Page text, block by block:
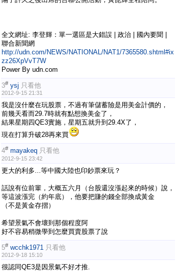
全文網址: 李登輝：單一選區是大錯誤 | 政治 | 國內要聞 |
聯合新聞網
http://udn.com/NEWS/NATIONAL/NAT1/7365580.shtml#ix
zz26XpVvT7W
Power By udn.com
3# ysj 只看他
2012-9-15 21:31
我是沒什麼在玩股票，不過有筆儲蓄險是用美金計價的，
前幾天看而29.7時就有點想換美金了，
結果星期四QE3實施，星期五就升到29.4X了，
現在打算升破28再來買
4# mayakeq 只看他
2012-9-15 23:42
更大的利多...等中國大陸也印鈔票來玩？
話說有位前輩，大概五六月（台股還沒漲起來的時候）說，
等這波漲完（約年底），他要把賺的錢全部換成黃金
（不是黃金存摺）
希望景氣不會壞到那個程度阿
好不容易稍微學到怎麼買賣股票了說
5# wcchk1971 只看他
2012-9-18 15:10
很認同QE3是因景氣不好才推.